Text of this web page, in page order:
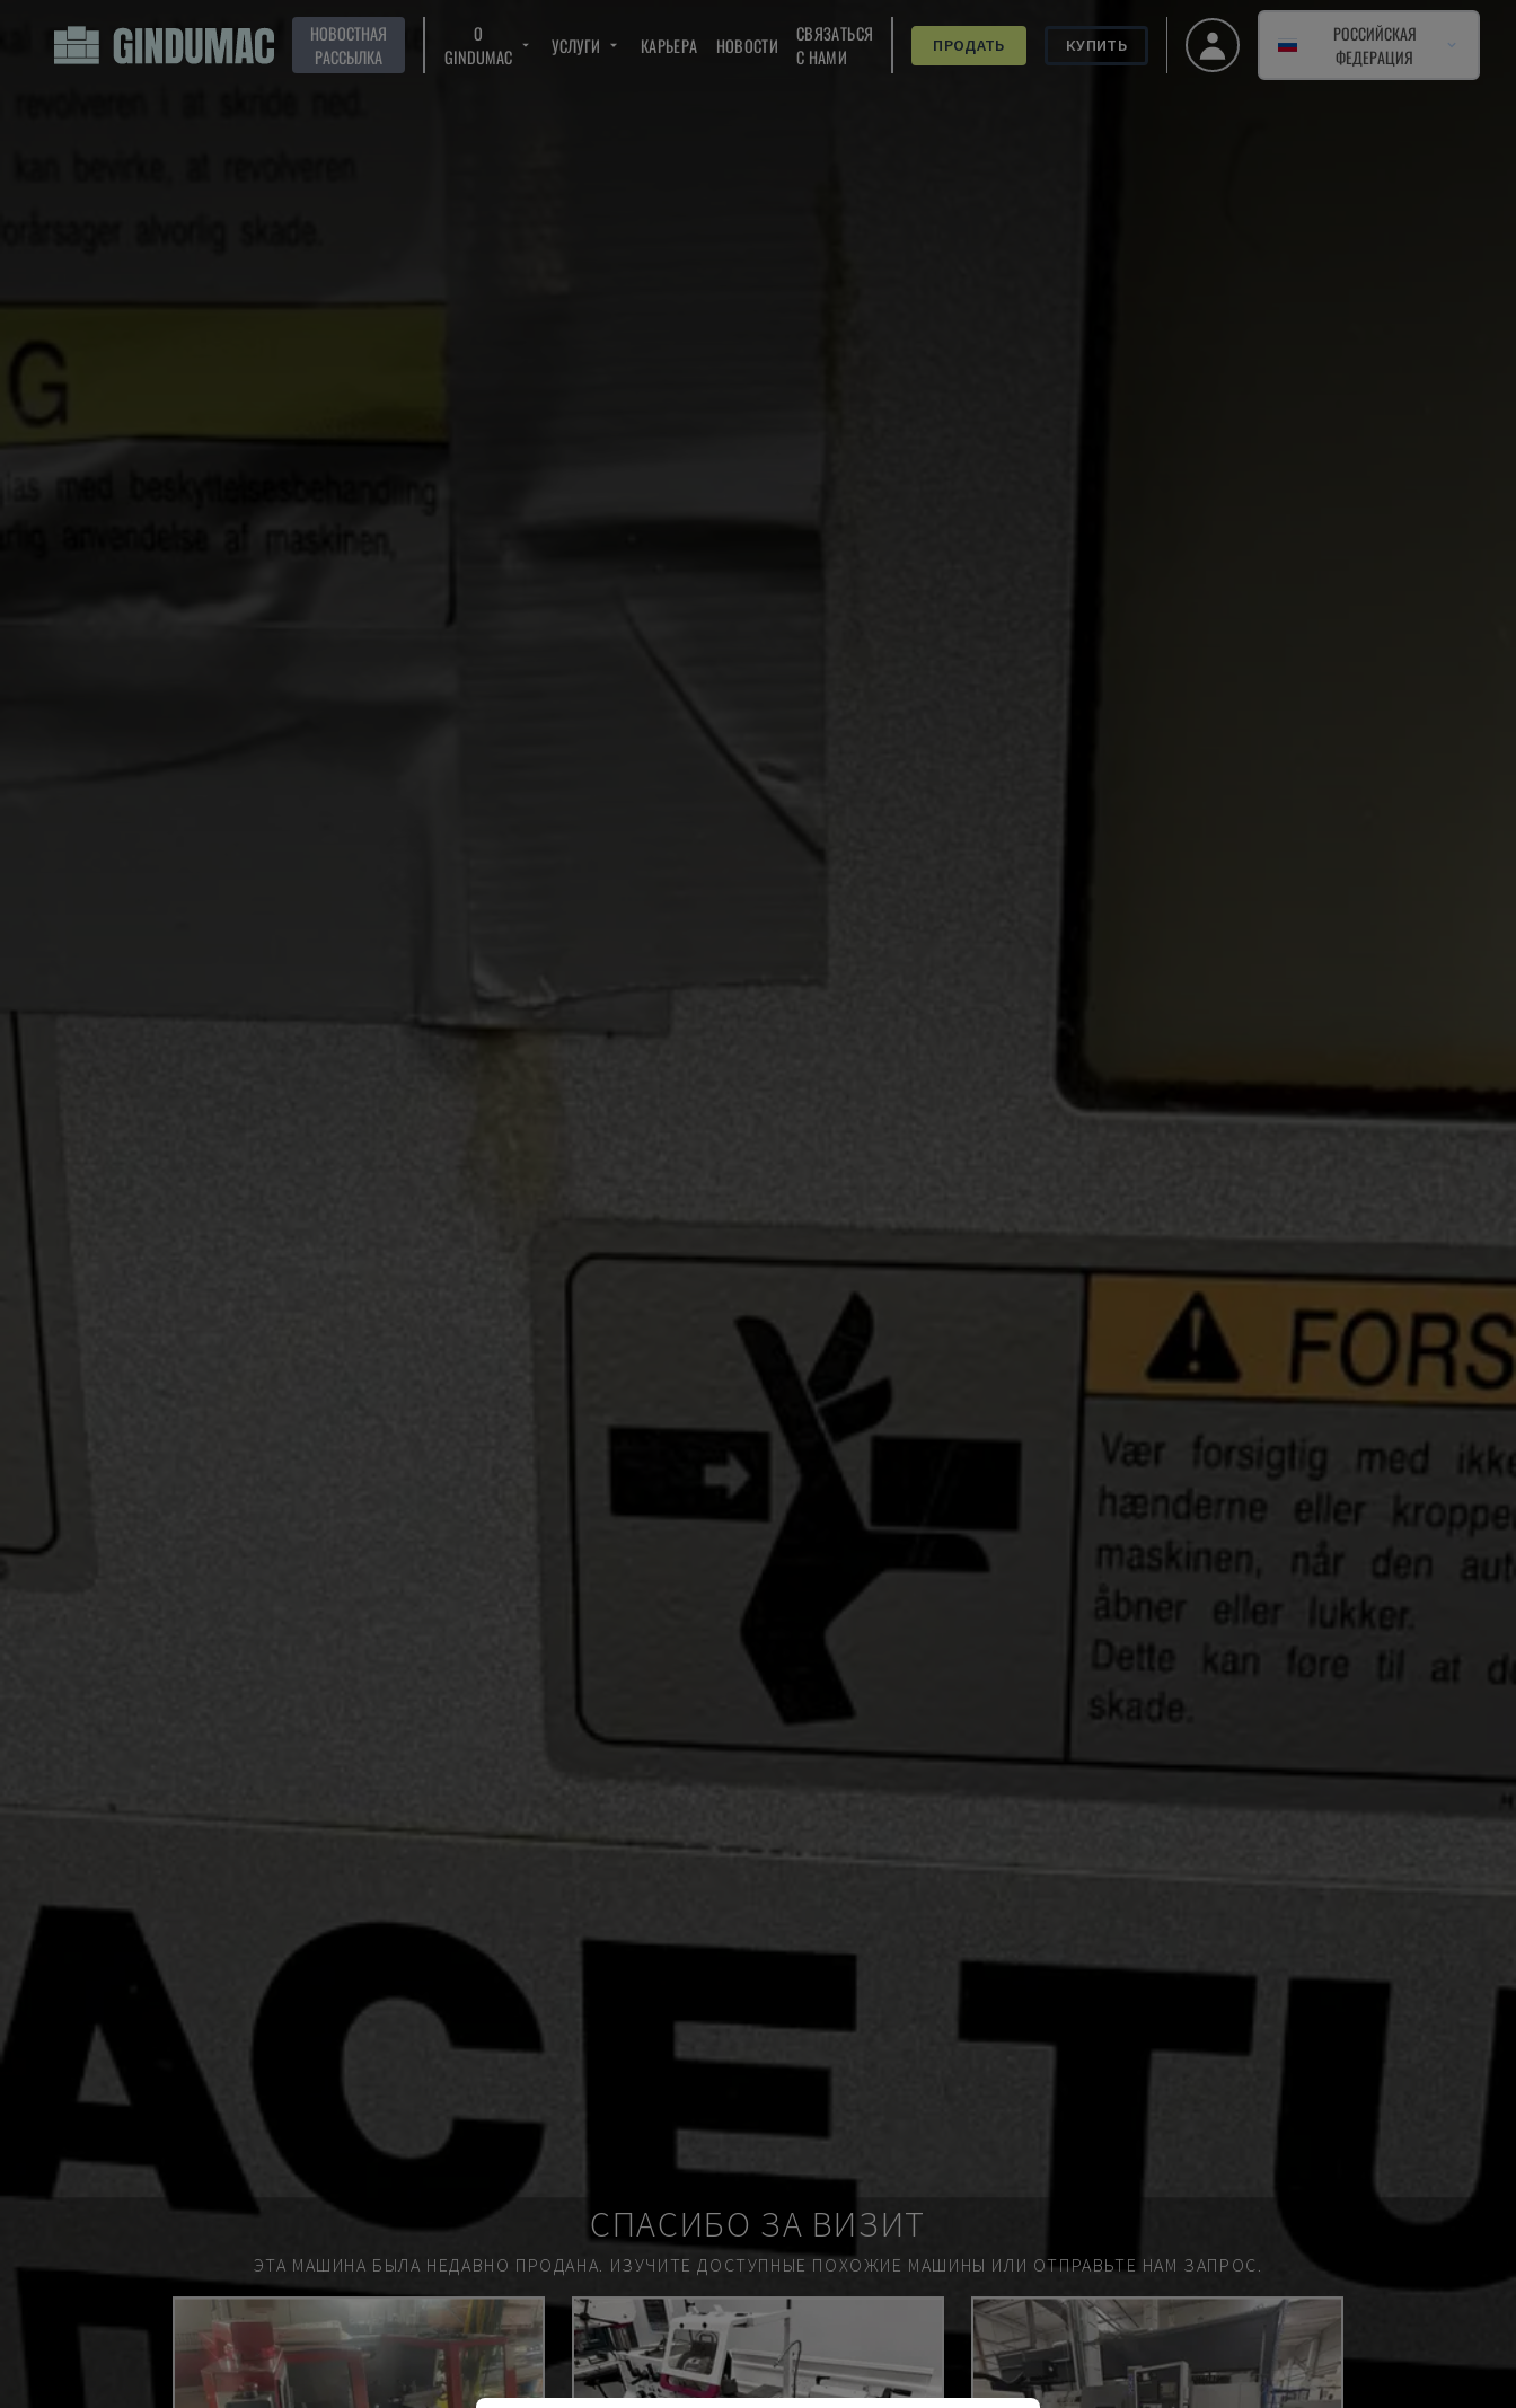
НОВОСТНАЯ
РАССЫЛКА
О
GINDUMAC
УСЛУГИ КАРЬЕРА НОВОСТИ
СВЯЗАТЬСЯ
С НАМИ
ПРОДАТЬ КУПИТЬ
РОССИЙСКАЯ
ФЕДЕРАЦИЯ
СПАСИБО ЗА ВИЗИТ
ЭТА МАШИНА БЫЛА НЕДАВНО ПРОДАНА. ИЗУЧИТЕ ДОСТУПНЫЕ ПОХОЖИЕ МАШИНЫ ИЛИ ОТПРАВЬТЕ НАМ ЗАПРОС.